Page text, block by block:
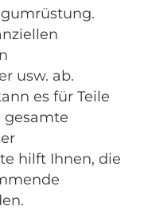
usw. ab.
es für Teile
gesamte
hilft Ihnen, die